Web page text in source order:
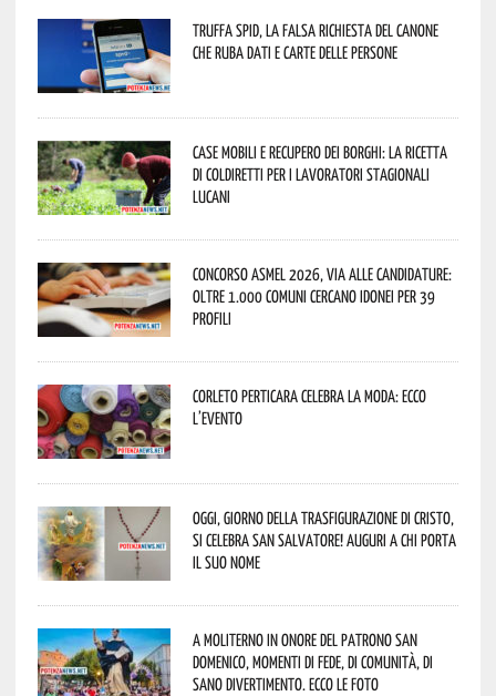
Truffa Spid, la falsa richiesta del canone
che ruba dati e carte delle persone
Case mobili e recupero dei borghi: la ricetta
di Coldiretti per i lavoratori stagionali
lucani
Concorso Asmel 2026, via alle candidature:
oltre 1.000 Comuni cercano idonei per 39
profili
Corleto Perticara celebra la moda: ecco
l’evento
Oggi, giorno della Trasfigurazione di Cristo,
si celebra San Salvatore! Auguri a chi porta
il suo nome
A Moliterno in onore del Patrono San
Domenico, momenti di fede, di comunità, di
sano divertimento. Ecco le foto